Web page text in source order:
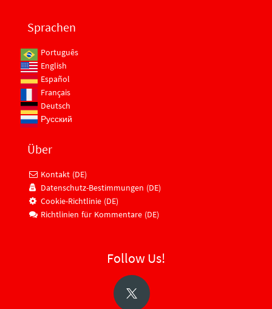
Sprachen
Português
English
Español
Français
Deutsch
Русский
Über
Kontakt (DE)
Datenschutz-Bestimmungen (DE)
Cookie-Richtlinie (DE)
Richtlinien für Kommentare (DE)
Follow Us!